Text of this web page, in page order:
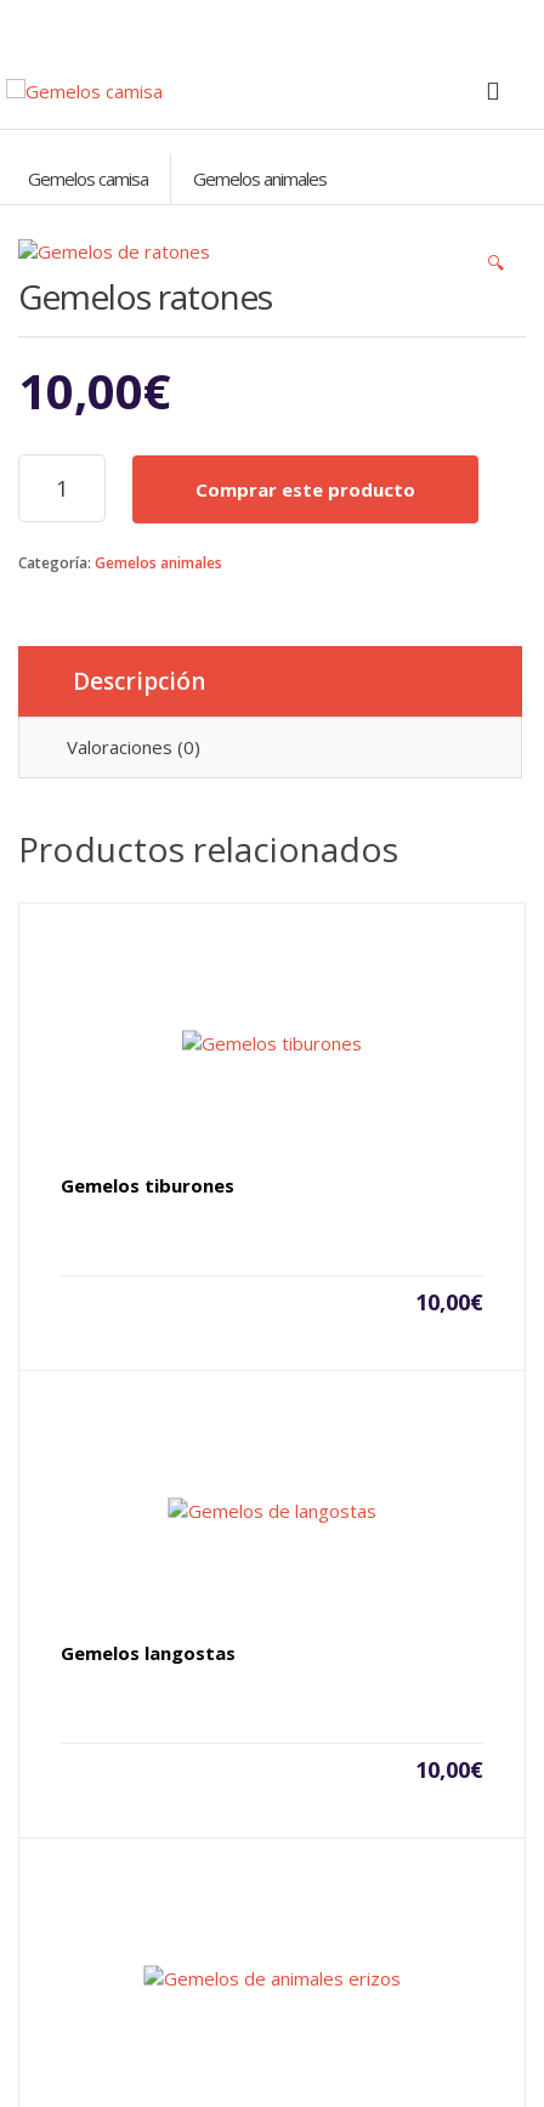
Gemelos camisa Gemelos animales
🔍
Gemelos ratones
10,00€
Gemelos
ratones
cantidad
Comprar este producto
Categoría: Gemelos animales
Descripción
Valoraciones (0)
Productos relacionados
Gemelos tiburones
10,00€
Gemelos langostas
10,00€